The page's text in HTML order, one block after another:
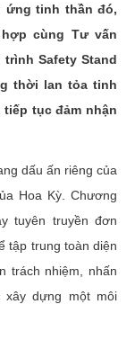
ứng tinh thần đó,
cùng Tư vấn
trình Safety Stand
thời lan tỏa tinh
tục đảm nhận
dấu ấn riêng của
Hoa Kỳ. Chương
tuyên truyền đơn
tập trung toàn diện
trách nhiệm, nhấn
xây dựng một môi